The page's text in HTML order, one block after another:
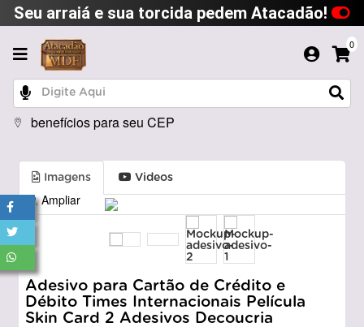
Seu arraiá e sua torcida pedem Atacadão!
0
benefícios para seu CEP
Imagens Videos
Ampliar
Adesivo para Cartão de Crédito e
Débito Times Internacionais Película
Skin Card 2 Adesivos Decoucria